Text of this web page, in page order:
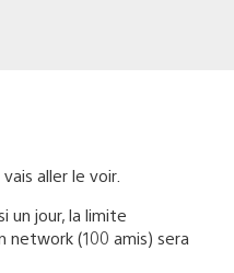
aller le voir.
un jour, la limite
network (100 amis) sera